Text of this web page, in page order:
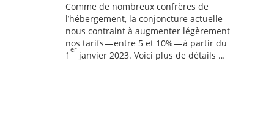
Comme de nombreux confrères de
l’hébergement, la conjoncture actuelle
nous contraint à augmenter légèrement
nos tarifs — entre 5 et 10% — à partir du
1
er
janvier 2023. Voici plus de détails …